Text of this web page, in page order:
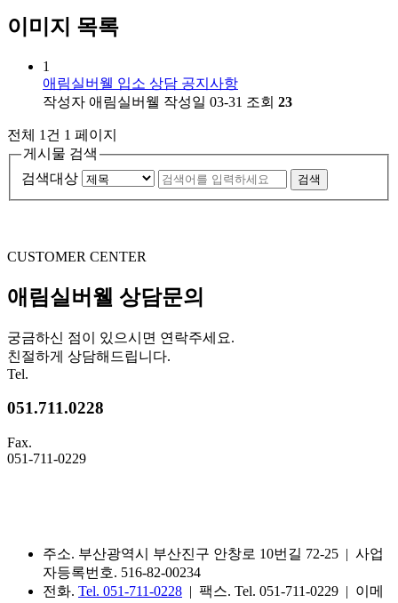
이미지 목록
1
애림실버웰 입소 상담 공지사항
작성자 애림실버웰 작성일 03-31 조회 23
전체 1건 1 페이지
게시물 검색
검색대상
검색
CUSTOMER CENTER
애림실버웰 상담문의
궁금하신 점이 있으시면 연락주세요.
친절하게 상담해드립니다.
Tel.
051.711.0228
Fax.
051-711-0229
주소. 부산광역시 부산진구 안창로 10번길 72-25 | 사업
자등록번호. 516-82-00234
전화. Tel. 051-711-0228 | 팩스. Tel. 051-711-0229 | 이메